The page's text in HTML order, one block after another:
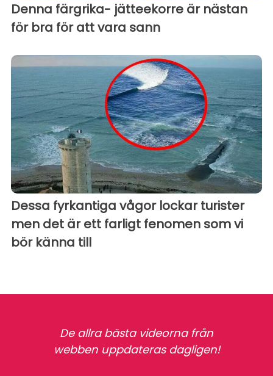
Denna färgrika- jätteekorre är nästan
för bra för att vara sann
Dessa fyrkantiga vågor lockar turister
men det är ett farligt fenomen som vi
bör känna till
De allra bästa videorna från
webben uppdateras dagligen!